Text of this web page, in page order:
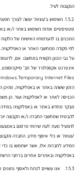
הנקובות לעיל.
1.5.2. השימוש ב'עוגיות' יעשה
סטטיסטיים אודות השימוש באתר ו/או
התכנים בו להעדפותיו האישיות של
לפי פקודה ממחשבי האתר או
הזמן ששהה באתר או באפליקציה, מהיכן
הכניסה לאתר או לאפליקציה ועוד. הן
מבקר מחדש באתר או באפליקציה במידה
להבטיח שמחשבי החברה ו/או הקבוצה
להפעיל מעת לעת שירותי פרסום
'עוגיות' או כלי איסוף מידע. החברה
המידע לחברות אלו, אשר ישתמשו בו כדי
באפליקציה ובאתרים אחרים ברחבי